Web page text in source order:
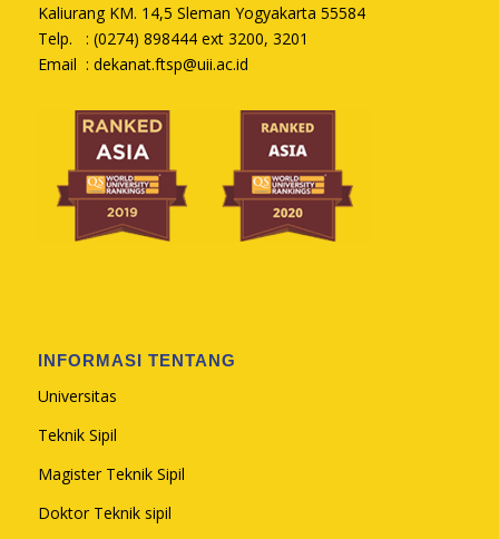
Kaliurang KM. 14,5 Sleman Yogyakarta 55584
Telp. : (0274) 898444 ext 3200, 3201
Email : dekanat.ftsp@uii.ac.id
INFORMASI TENTANG
Universitas
Teknik Sipil
Magister Teknik Sipil
Doktor Teknik sipil